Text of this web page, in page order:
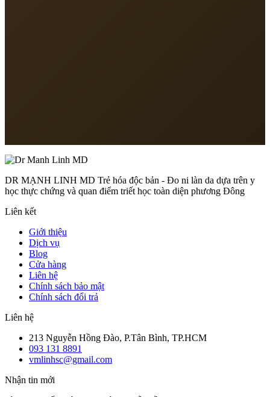
DR MẠNH LINH MD Trẻ hóa độc bản - Đo ni làn da dựa trên y
học thực chứng và quan điểm triết học toàn diện phương Đông
Liên kết
Giới thiệu
Dịch vụ
Blog
Cửa hàng
Liên hệ
Chính sách bảo mật
Chính sách đổi trả
Liên hệ
213 Nguyễn Hồng Đào, P.Tân Bình, TP.HCM
093 131 8891
vmlinhsc@gmail.com
Nhận tin mới